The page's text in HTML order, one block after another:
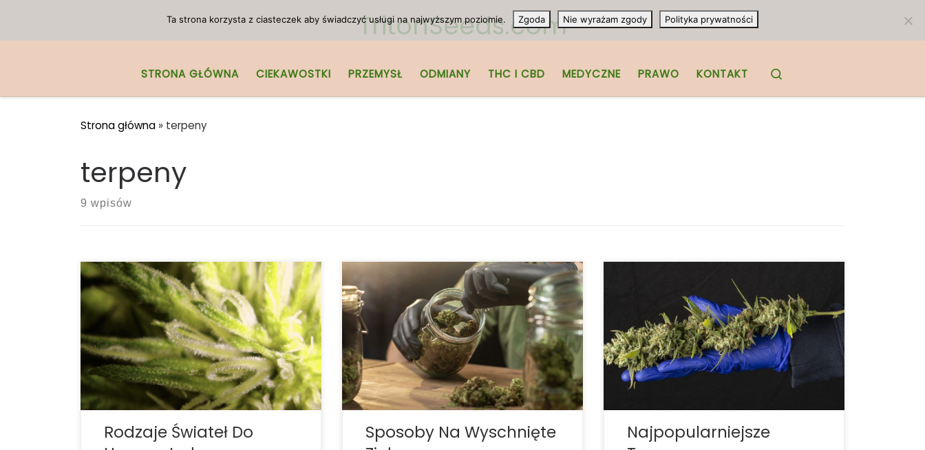
TritonSeeds.com
STRONA GŁÓWNA CIEKAWOSTKI PRZEMYSŁ ODMIANY THC I CBD MEDYCZNE PRAWO KONTAKT
Strona główna » terpeny
terpeny
9 wpisów
Rodzaje świateł do uprawy marihuany
indoor. Jak oświetlić naszą przestrzeń do
uprawy marihuany? Decydując się na
założenie domowej uprawy marihuany,
należy wziąć pod uwagę wiele czynników,
jeśli chcemy uzyskać najlepsze wyniki, ale
jednym z najważniejszych jest rodzaj
światła i jego […]
Rodzaje Świateł Do
Twoje zioło wyschło? Konieczni czytaj
dalej! Kilka tygodni temu kupiłeś dużą
paczkę pąków marihuany i odkładałeś
część na weekend ze znajomymi.
Nadszedł weekend, atmosfera jest
gotowa, a znajomi są podekscytowani, że
mogą zapalić tę marihuanę, o której
mówiłeś, ale w […]
Sposoby Na Wyschnięte
Najpopularniejsze terpeny: Co znajduje się
w Twojej ulubionej odmianie marihuany?
Użytkownicy marihuany pokochali swoje
ulubione odmiany z wielu powodów.
Niezależnie od tego, czy chodzi o smak,
zapach czy działanie, konopie indyjskie są
niezwykłą rośliną, która dopiero zaczyna
Najpopularniejsze
Ta strona korzysta z ciasteczek aby świadczyć usługi na najwyższym poziomie. Zgoda Nie wyrażam zgody Polityka prywatności